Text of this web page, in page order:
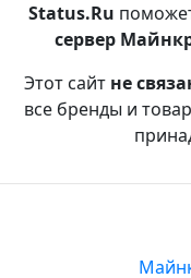
Status.Ru
сервер
Этот сайт не
все бренды и